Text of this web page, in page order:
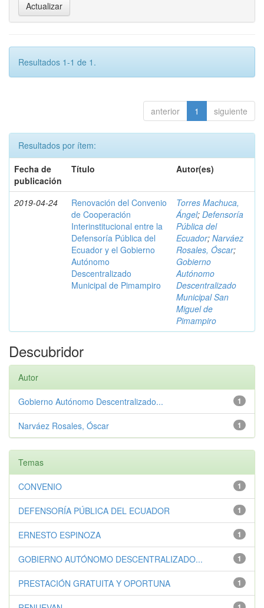
Resultados 1-1 de 1.
anterior 1 siguiente
Resultados por ítem:
Fecha de
publicación
Título Autor(es)
2019-04-24
Renovación del Convenio
de Cooperación
Interinstitucional entre la
Defensoría Pública del
Ecuador y el Gobierno
Autónomo
Descentralizado
Municipal de Pimampiro
Torres Machuca,
Ángel; Defensoría
Pública del
Ecuador; Narváez
Rosales, Óscar;
Gobierno
Autónomo
Descentralizado
Municipal San
Miguel de
Pimampiro
Descubridor
Autor
1
Gobierno Autónomo Descentralizado...
1
Narváez Rosales, Óscar
Temas
1
CONVENIO
1
DEFENSORÍA PÚBLICA DEL ECUADOR
1
ERNESTO ESPINOZA
1
GOBIERNO AUTÓNOMO DESCENTRALIZADO...
1
PRESTACIÓN GRATUITA Y OPORTUNA